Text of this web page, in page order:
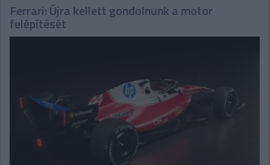
Ferrari: Újra kellett gondolnunk a motor
felépítését